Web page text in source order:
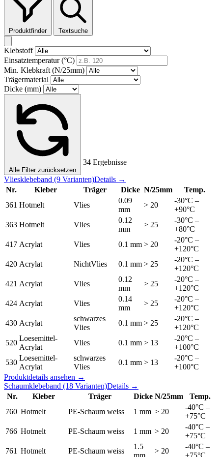
Produktfinder Textsuche
Klebstoff
Einsatztemperatur (°C)
Min. Klebkraft (N/25mm)
Trägermaterial
Dicke (mm)
Alle Filter zurücksetzen
34 Ergebnisse
Vliesklebeband (9 Varianten)Details →
Nr.
Kleber Träger Dicke N/25mm
Temp.
361 Hotmelt Vlies
0.09
mm
> 20
-30°C –
+90°C
363 Hotmelt Vlies
0.12
mm
> 25
-30°C –
+80°C
417 Acrylat Vlies 0.1 mm > 20
-20°C –
+120°C
420 Acrylat NichtVlies 0.1 mm > 25
-20°C –
+120°C
421 Acrylat Vlies
0.12
mm
> 25
-20°C –
+120°C
424 Acrylat Vlies
0.14
mm
> 25
-20°C –
+120°C
430 Acrylat
schwarzes
Vlies
0.1 mm > 25
-20°C –
+120°C
520
Loesemittel-
Acrylat
Vlies 0.1 mm > 13
-20°C –
+100°C
530
Loesemittel-
Acrylat
schwarzes
Vlies
0.1 mm > 13
-20°C –
+100°C
Produktdetails ansehen →
Schaumklebeband (18 Varianten)Details →
Nr.
Kleber Träger Dicke N/25mm
Temp.
760 Hotmelt PE-Schaum weiss 1 mm > 20
-40°C –
+75°C
766 Hotmelt PE-Schaum weiss 1 mm > 20
-40°C –
+75°C
761 Hotmelt PE-Schaum weiss
1.5
mm
> 20
-40°C –
+75°C